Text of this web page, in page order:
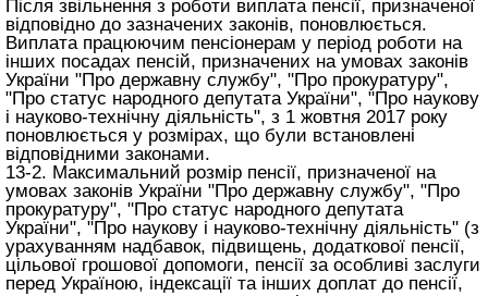
Після звільнення з роботи виплата пенсії, призначеної
відповідно до зазначених законів, поновлюється.
Виплата працюючим пенсіонерам у період роботи на
інших посадах пенсій, призначених на умовах законів
України "Про державну службу", "Про прокуратуру",
"Про статус народного депутата України", "Про наукову
і науково-технічну діяльність", з 1 жовтня 2017 року
поновлюється у розмірах, що були встановлені
відповідними законами.
13-2. Максимальний розмір пенсії, призначеної на
умовах законів України "Про державну службу", "Про
прокуратуру", "Про статус народного депутата
України", "Про наукову і науково-технічну діяльність" (з
урахуванням надбавок, підвищень, додаткової пенсії,
цільової грошової допомоги, пенсії за особливі заслуги
перед Україною, індексації та інших доплат до пенсії,